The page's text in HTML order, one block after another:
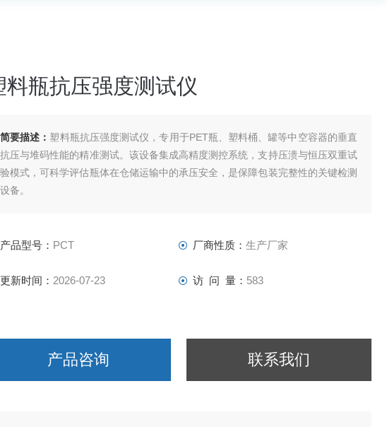
料瓶抗压强度测试仪
简要描述： 塑料瓶抗压强度测试仪，专用于PET瓶、塑料桶、罐等中空容器的垂直
抗压与堆码性能的精准测试。该设备集成高精度测控系统，支持压溃与恒压双重试
验模式，可科学评估瓶体在仓储运输中的承压安全，是保障包装完整性的关键检测
设备。
产品型号： PCT 厂商性质： 生产厂家
更新时间： 2026-07-23 访 问 量： 583
产品咨询 联系我们